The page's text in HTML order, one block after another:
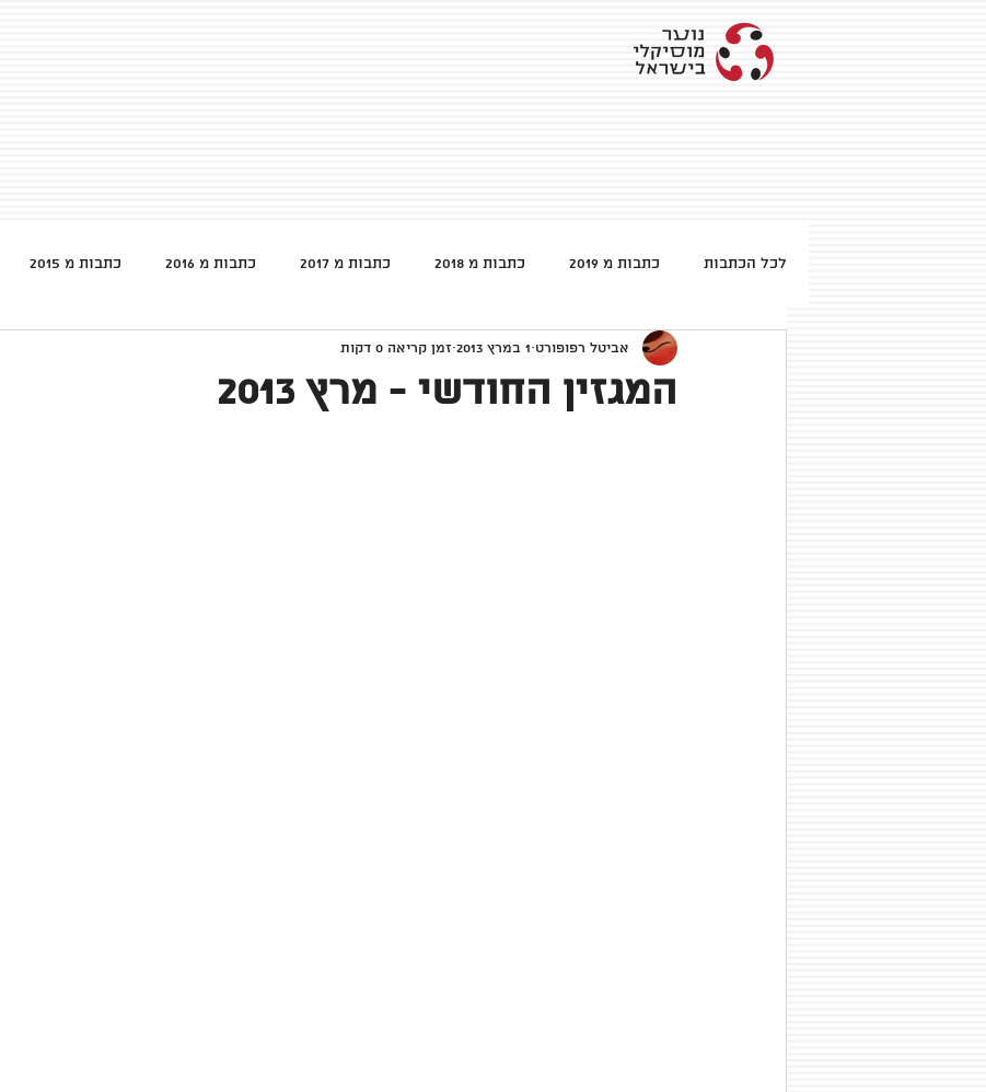
לכל הכתבות כתבות מ 2019 כתבות מ 2018 כתבות מ 2017 כתבות מ 2016 כתבות מ 2015
המגזין החודשי - מרץ 2013
אביטל רפופורט 1 במרץ 2013 זמן קריאה 0 דקות